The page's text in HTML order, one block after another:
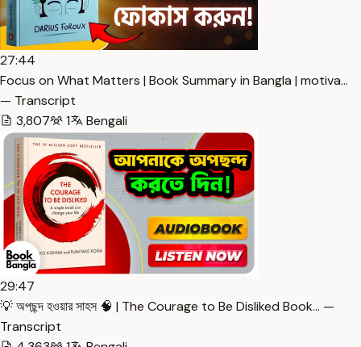
27:44
Focus on What Matters | Book Summary in Bangla | motiva…
— Transcript
3,807
1 Bengali
29:47
💡 অপছন্দ হওয়ার সাহস 🧠 | The Courage to Be Disliked Book… —
Transcript